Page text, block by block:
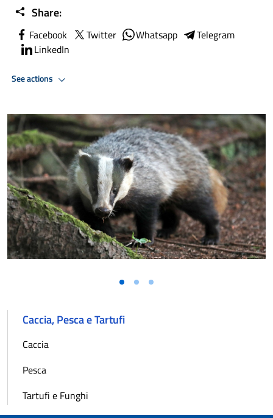
Share:
Facebook Twitter Whatsapp
Telegram
LinkedIn
See actions
Caccia, Pesca e Tartufi
Caccia
Pesca
Tartufi e Funghi